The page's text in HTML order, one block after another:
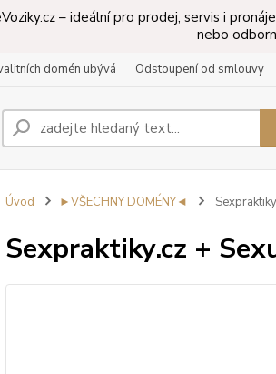
– ideální pro prodej, servis i
nebo
domén ubývá Odstoupení od smlouvy
Úvod ►VŠECHNY DOMÉNY◄
Sexpraktiky.cz +